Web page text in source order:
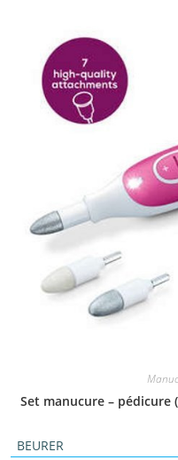
Set manucure – pédicure
BEURER